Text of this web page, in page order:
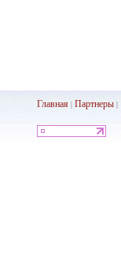
Главная| Партнеры|